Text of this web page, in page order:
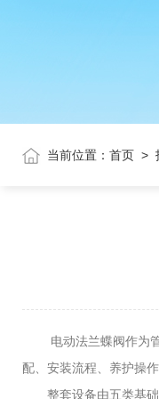
当前位置： 首页 >
电动法兰蝶阀作为管
配、安装流程、养护操
整套设备由五类基础